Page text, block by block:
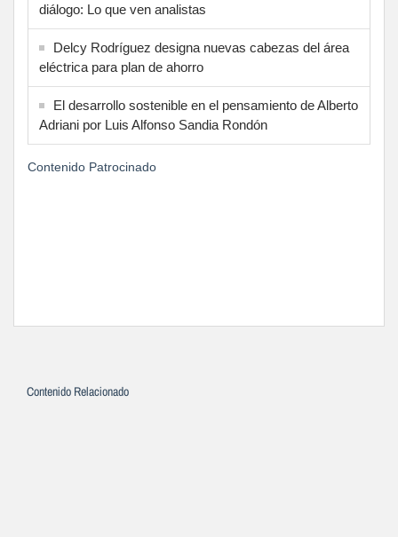
diálogo: Lo que ven analistas
Delcy Rodríguez designa nuevas cabezas del área
eléctrica para plan de ahorro
El desarrollo sostenible en el pensamiento de Alberto
Adriani por Luis Alfonso Sandia Rondón
Contenido Patrocinado
Contenido Relacionado